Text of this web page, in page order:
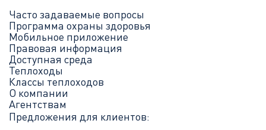
Часто задаваемые вопросы
Программа охраны здоровья
Мобильное приложение
Правовая информация
Доступная среда
Теплоходы
Классы теплоходов
О компании
Агентствам
Предложения для клиентов: